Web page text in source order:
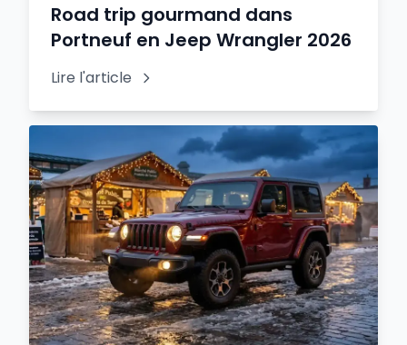
Road trip gourmand dans
Portneuf en Jeep Wrangler 2026
Lire l'article